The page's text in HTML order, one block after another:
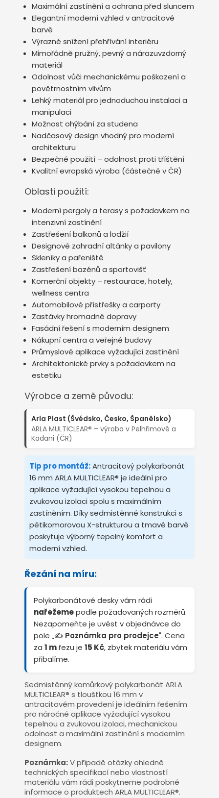
Maximální zastínění a ochrana před sluncem
Elegantní moderní vzhled v antracitové
barvě
Výrazné snížení přehřívání interiéru
Mimořádně pružný, pevný a nárazuvzdorný
materiál
Odolnost vůči mechanickému poškození a
povětrnostním vlivům
Lehký materiál pro jednoduchou instalaci a
manipulaci
Možnost ohýbání za studena
Nadčasový design vhodný pro moderní
architekturu
Bezpečné použití – odolnost proti tříštění
Kvalitní evropská výroba (částečně v ČR)
Oblasti použití:
Moderní pergoly a terasy s požadavkem na
intenzivní zastínění
Zastřešení balkonů a lodžií
Designové zahradní altánky a pavilony
Skleníky a pařeniště
Zastřešení bazénů a sportovišť
Komerční objekty – restaurace, hotely,
wellness centra
Automobilové přístřešky a carporty
Zastávky hromadné dopravy
Fasádní řešení s moderním designem
Nákupní centra a veřejné budovy
Průmyslové aplikace vyžadující zastínění
Architektonické prvky s požadavkem na
estetiku
Výrobce a země původu:
Arla Plast (Švédsko, Česko, Španělsko)
ARLA MULTICLEAR® – výroba v Pelhřimově a
Kadani (ČR)
Tip pro montáž:Antracitový polykarbonát
16 mm ARLA MULTICLEAR® je ideální pro
aplikace vyžadující vysokou tepelnou a
zvukovou izolaci spolu s maximálním
zastíněním. Díky sedmistěnné konstrukci s
pětikomorovou X-strukturou a tmavé barvě
poskytuje výborný tepelný komfort a
moderní vzhled.
Řezání na míru:
Polykarbonátové desky vám rádi
nařežemepodle požadovaných rozměrů.
Nezapomeňte je uvést v objednávce do
pole „✍️ Poznámka pro prodejce". Cena
za 1 mřezu je 15 Kč, zbytek materiálu vám
přibalíme.
Sedmistěnný komůrkový polykarbonát ARLA
MULTICLEAR® s tloušťkou 16 mm v
antracitovém provedení je ideálním řešením
pro náročné aplikace vyžadující vysokou
tepelnou a zvukovou izolaci, mechanickou
odolnost a maximální zastínění s moderním
designem.
Poznámka:V případě otázky ohledně
technických specifikací nebo vlastností
materiálu vám rádi poskytneme podrobné
informace o produktech ARLA MULTICLEAR®.